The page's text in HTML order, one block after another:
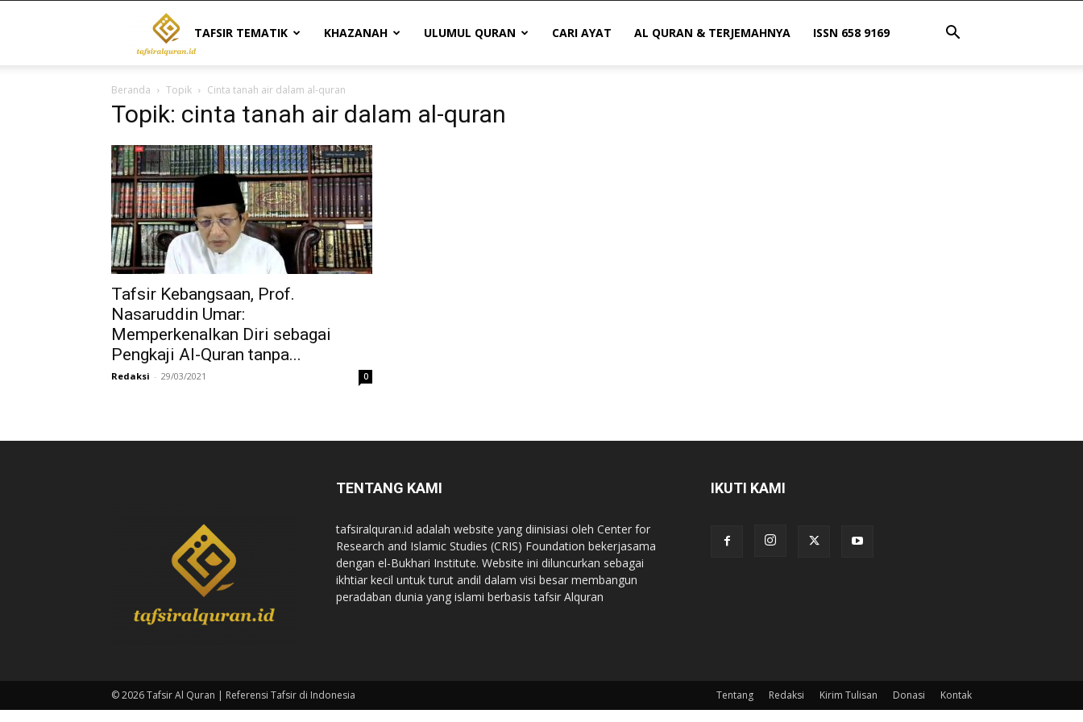
Tafsir
Al
Quran
|
Referensi
Tafsir
TAFSIR TEMATIK KHAZANAH ULUMUL QURAN CARI AYAT AL QURAN & TERJEMAHNYA ISSN 658 9169
Beranda Topik Cinta tanah air dalam al-quran
Topik: cinta tanah air dalam al-quran
Tafsir Kebangsaan, Prof.
Nasaruddin Umar:
Memperkenalkan Diri sebagai
Pengkaji Al-Quran tanpa...
Redaksi - 29/03/2021 0
TENTANG KAMI
tafsiralquran.id adalah website yang diinisiasi oleh Center for
Research and Islamic Studies (CRIS) Foundation bekerjasama
dengan el-Bukhari Institute. Website ini diluncurkan sebagai
ikhtiar kecil untuk turut andil dalam visi besar membangun
peradaban dunia yang islami berbasis tafsir Alquran
IKUTI KAMI
Tentang Redaksi Kirim Tulisan Donasi Kontak
© 2026 Tafsir Al Quran | Referensi Tafsir di Indonesia